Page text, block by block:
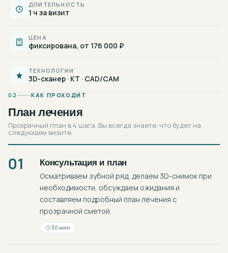
ДЛИТЕЛЬНОСТЬ
1 ч за визит
ЦЕНА
фиксирована, от 176 000 ₽
ТЕХНОЛОГИИ
3D-сканер · КТ · CAD/CAM
02 КАК ПРОХОДИТ
План лечения
Прозрачный план в 4 шага. Вы всегда знаете, что будет на
следующем визите.
01 Консультация и план
Осматриваем зубной ряд, делаем 3D-снимок при
необходимости, обсуждаем ожидания и
составляем подробный план лечения с
прозрачной сметой.
30 мин